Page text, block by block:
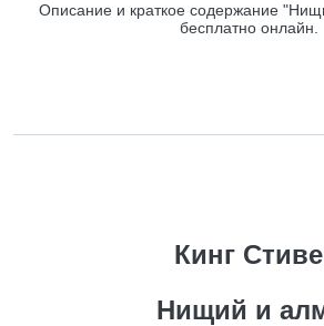
Описание и краткое содержание
бесплатно онлайн.
Кинг
Нищий и